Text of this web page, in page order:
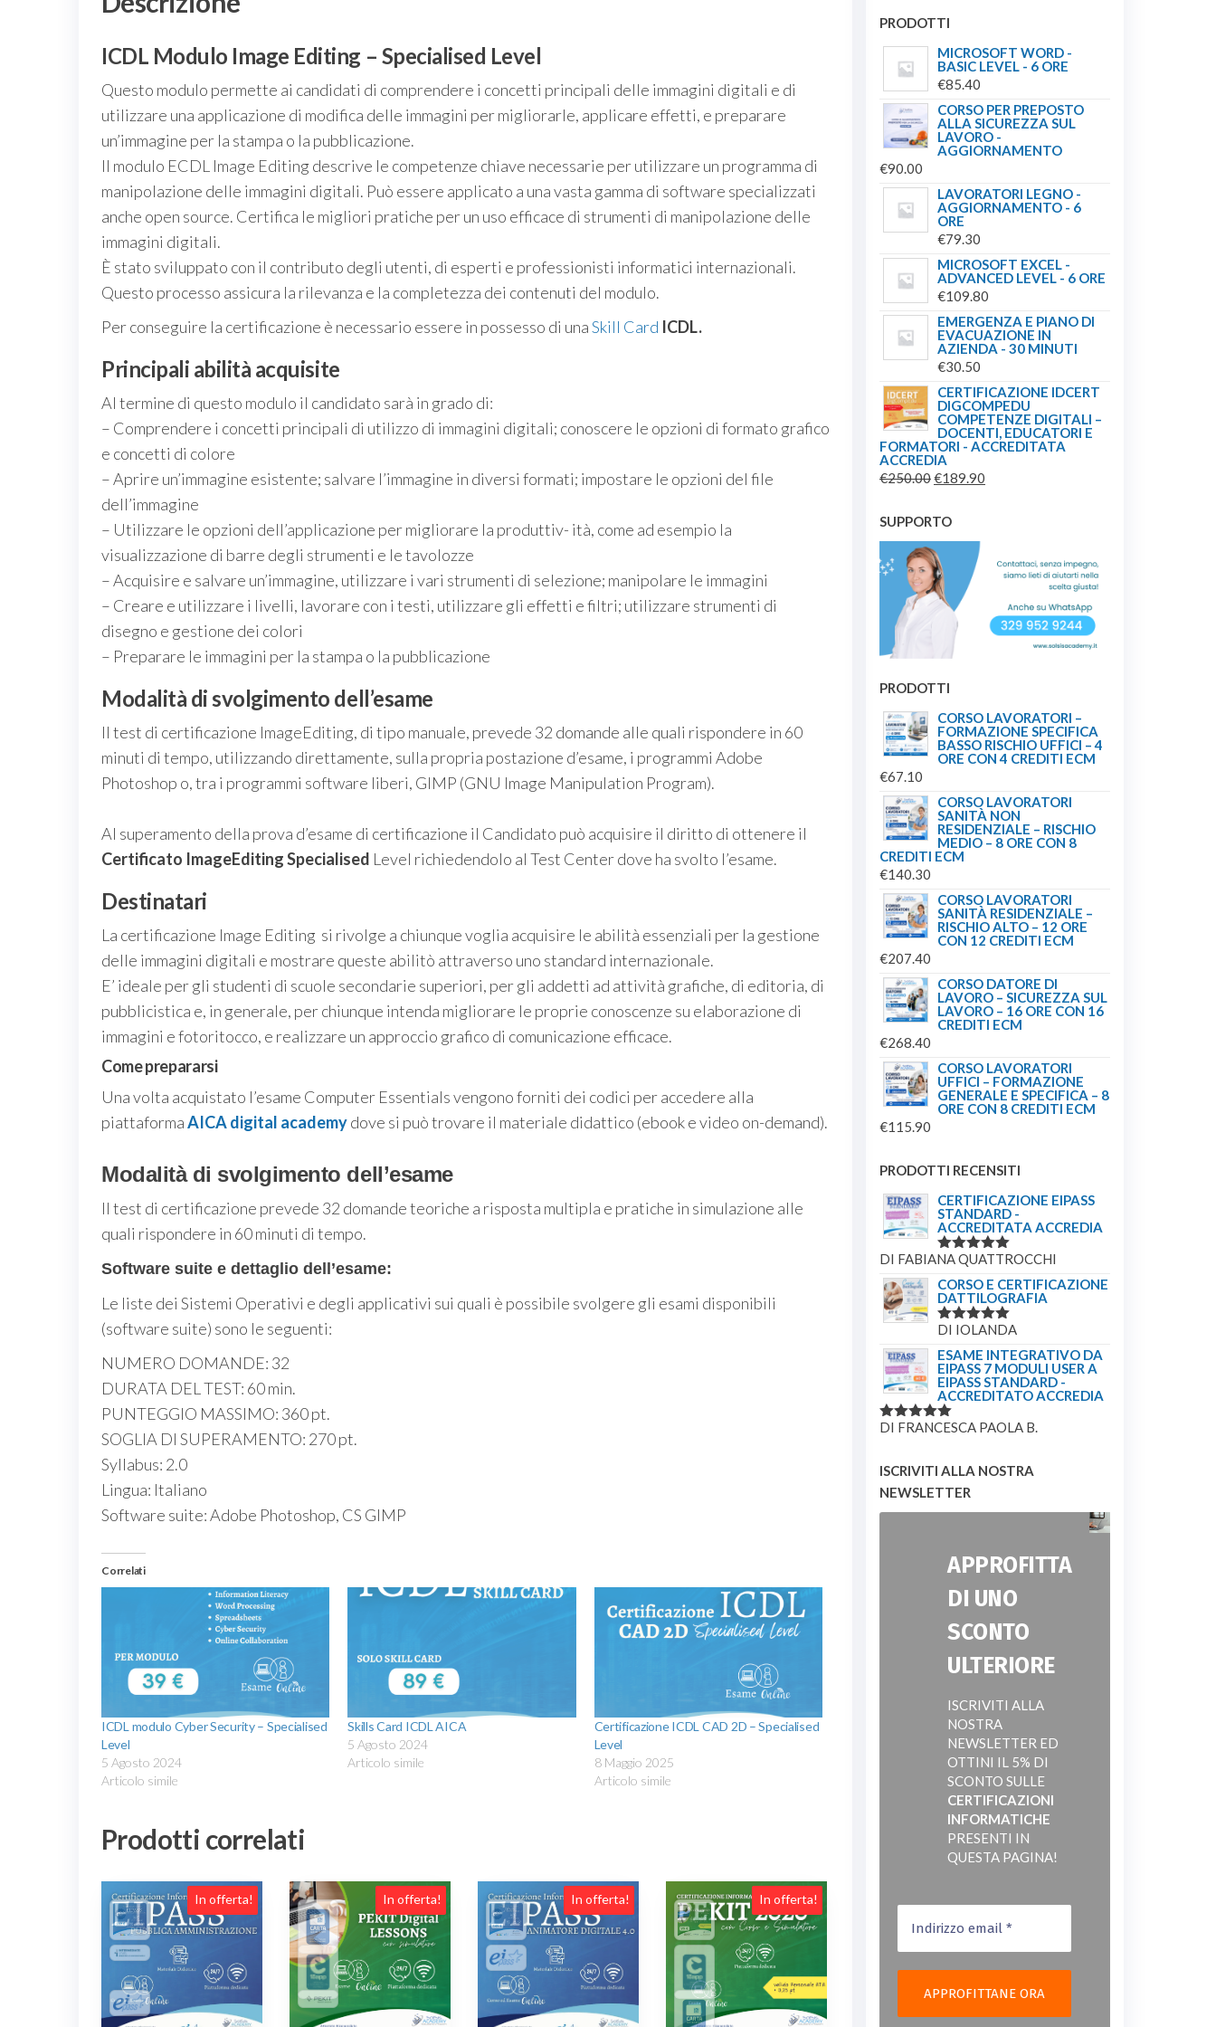
ICDL Modulo Image Editing – Specialised Level
Questo modulo permette ai candidati di comprendere i concetti principali delle immagini digitali e di
utilizzare una applicazione di modifica delle immagini per migliorarle, applicare effetti, e preparare
un’immagine per la stampa o la pubblicazione.
Il modulo ECDL Image Editing descrive le competenze chiave necessarie per utilizzare un programma di
manipolazione delle immagini digitali. Può essere applicato a una vasta gamma di software specializzati
anche open source. Certifica le migliori pratiche per un uso efficace di strumenti di manipolazione delle
immagini digitali.
È stato sviluppato con il contributo degli utenti, di esperti e professionisti informatici internazionali.
Questo processo assicura la rilevanza e la completezza dei contenuti del modulo.
Per conseguire la certificazione è necessario essere in possesso di unaSkill Card ICDL.
Principali abilità acquisite
Al termine di questo modulo il candidato sarà in grado di:
– Comprendere i concetti principali di utilizzo di immagini digitali; conoscere le opzioni di formato grafico
e concetti di colore
– Aprire un’immagine esistente; salvare l’immagine in diversi formati; impostare le opzioni del file
dell’immagine
– Utilizzare le opzioni dell’applicazione per migliorare la produttiv- ità, come ad esempio la
visualizzazione di barre degli strumenti e le tavolozze
– Acquisire e salvare un’immagine, utilizzare i vari strumenti di selezione; manipolare le immagini
– Creare e utilizzare i livelli, lavorare con i testi, utilizzare gli effetti e filtri; utilizzare strumenti di
disegno e gestione dei colori
– Preparare le immagini per la stampa o la pubblicazione
Modalità di svolgimento dell’esame
Il test di certificazione ImageEditing, di tipo manuale, prevede 32 domande alle quali rispondere in 60
minuti di tempo, utilizzando direttamente, sulla propria postazione d’esame, i programmi Adobe
Photoshop o, tra i programmi software liberi, GIMP (GNU Image Manipulation Program).
Al superamento della prova d’esame di certificazione il Candidato può acquisire il diritto di ottenere il
Certificato ImageEditing Specialised Level richiedendolo al Test Center dove ha svolto l’esame.
Destinatari
La certificazione Image Editing si rivolge a chiunque voglia acquisire le abilità essenziali per la gestione
delle immagini digitali e mostrare queste abilitò attraverso uno standard internazionale.
E’ ideale per gli studenti di scuole secondarie superiori, per gli addetti ad attività grafiche, di editoria, di
pubblicistica e, in generale, per chiunque intenda migliorare le proprie conoscenze su elaborazione di
immagini e fotoritocco, e realizzare un approccio grafico di comunicazione efficace.
Come prepararsi
Una volta acquistato l’esame Computer Essentials vengono forniti dei codici per accedere alla
piattaformaAICA digital academydove si può trovare il materiale didattico (ebook e video on-demand).
Modalità di svolgimento dell’esame
Il test di certificazione prevede 32 domande teoriche a risposta multipla e pratiche in simulazione alle
quali rispondere in 60 minuti di tempo.
Software suite e dettaglio dell’esame:
Le liste dei Sistemi Operativi e degli applicativi sui quali è possibile svolgere gli esami disponibili
(software suite) sono le seguenti:
NUMERO DOMANDE: 32
DURATA DEL TEST: 60 min.
PUNTEGGIO MASSIMO: 360 pt.
SOGLIA DI SUPERAMENTO: 270 pt.
Syllabus: 2.0
Lingua: Italiano
Software suite:Adobe Photoshop, CS GIMP
Correlati
ICDL modulo Cyber Security – Specialised
Level
5 Agosto 2024
Articolo simile
Skills Card ICDL AICA
5 Agosto 2024
Articolo simile
Certificazione ICDL CAD 2D – Specialised
Level
8 Maggio 2025
Articolo simile
Prodotti correlati
In offerta! In offerta! In offerta! In offerta!
PRODOTTI
MICROSOFT WORD -
BASIC LEVEL - 6 ORE
€85.40
CORSO PER PREPOSTO
ALLA SICUREZZA SUL
LAVORO -
AGGIORNAMENTO
€90.00
LAVORATORI LEGNO -
AGGIORNAMENTO - 6
ORE
€79.30
MICROSOFT EXCEL -
ADVANCED LEVEL - 6 ORE
€109.80
EMERGENZA E PIANO DI
EVACUAZIONE IN
AZIENDA - 30 MINUTI
€30.50
CERTIFICAZIONE IDCERT
DIGCOMPEDU
COMPETENZE DIGITALI –
DOCENTI, EDUCATORI E
FORMATORI - ACCREDITATA
ACCREDIA
€250.00IL
ORIGINALE
ERA:
€250.00.
€189.90
€189.90.
SUPPORTO
PRODOTTI
CORSO LAVORATORI –
FORMAZIONE SPECIFICA
BASSO RISCHIO UFFICI – 4
ORE CON 4 CREDITI ECM
€67.10
CORSO LAVORATORI
SANITÀ NON
RESIDENZIALE – RISCHIO
MEDIO – 8 ORE CON 8
CREDITI ECM
€140.30
CORSO LAVORATORI
SANITÀ RESIDENZIALE –
RISCHIO ALTO – 12 ORE
CON 12 CREDITI ECM
€207.40
CORSO DATORE DI
LAVORO – SICUREZZA SUL
LAVORO – 16 ORE CON 16
CREDITI ECM
€268.40
CORSO LAVORATORI
UFFICI – FORMAZIONE
GENERALE E SPECIFICA – 8
ORE CON 8 CREDITI ECM
€115.90
PRODOTTI RECENSITI
CERTIFICAZIONE EIPASS
STANDARD -
ACCREDITATA ACCREDIA
VALUTATO
DI FABIANA QUATTROCCHI
CORSO E CERTIFICAZIONE
DATTILOGRAFIA
VALUTATO
DI IOLANDA
ESAME INTEGRATIVO DA
EIPASS 7 MODULI USER A
EIPASS STANDARD -
ACCREDITATO ACCREDIA
VALUTATO
DI FRANCESCA PAOLA B.
ISCRIVITI ALLA NOSTRA
NEWSLETTER
APPROFITTA
DI UNO
SCONTO
ULTERIORE
ISCRIVITI ALLA
NOSTRA
NEWSLETTER ED
OTTINI IL 5% DI
SCONTO SULLE
CERTIFICAZIONI
INFORMATICHE
PRESENTI IN
QUESTA PAGINA!